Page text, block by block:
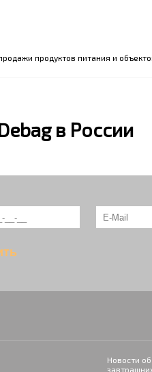
продуктов питания и
в России
Новости